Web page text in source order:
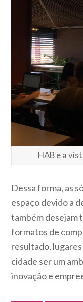
HAB e a
Dessa forma, as
espaço devido a
também desejam
formatos de
resultado,
cidade ser um
inovação e